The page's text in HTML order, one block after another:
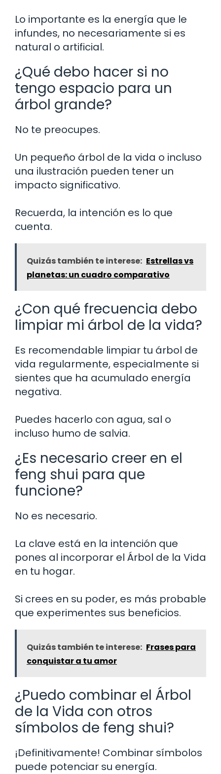
Lo importante es la energía que le
infundes, no necesariamente si es
natural o artificial.
¿Qué debo hacer si no
tengo espacio para un
árbol grande?
No te preocupes.
Un pequeño árbol de la vida o incluso
una ilustración pueden tener un
impacto significativo.
Recuerda, la intención es lo que
cuenta.
Quizás también te interese: Estrellas vs
planetas: un cuadro comparativo
¿Con qué frecuencia debo
limpiar mi árbol de la vida?
Es recomendable limpiar tu árbol de
vida regularmente, especialmente si
sientes que ha acumulado energía
negativa.
Puedes hacerlo con agua, sal o
incluso humo de salvia.
¿Es necesario creer en el
feng shui para que
funcione?
No es necesario.
La clave está en la intención que
pones al incorporar el Árbol de la Vida
en tu hogar.
Si crees en su poder, es más probable
que experimentes sus beneficios.
Quizás también te interese: Frases para
conquistar a tu amor
¿Puedo combinar el Árbol
de la Vida con otros
símbolos de feng shui?
¡Definitivamente! Combinar símbolos
puede potenciar su energía.